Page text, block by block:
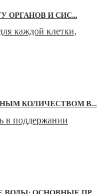
ОРГАНОВ И СИС...
каждой клетки,
КОЛИЧЕСТВОМ В...
в поддержании